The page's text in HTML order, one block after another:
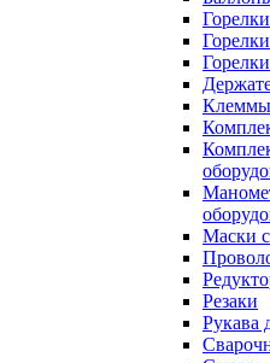
Клеммы
Маски
Резаки
Рукава